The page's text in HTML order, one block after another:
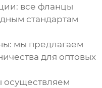
все фланцы
стандартам
мы предлагаем
для оптовых
осуществляем